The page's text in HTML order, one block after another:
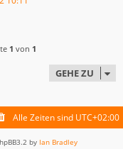
1 von 1
GEHE ZU
Alle Zeiten sind UTC+02:00
by Ian Bradley